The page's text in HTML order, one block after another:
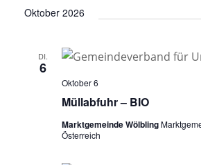
Oktober 2026
DI.
6
Müllabfuhr – BIO
Oktober 6
Marktgemeinde Wölbling
Österreich